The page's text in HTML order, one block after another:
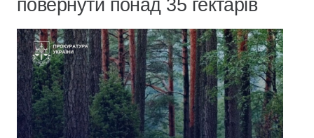
повернути понад 35 гектарів